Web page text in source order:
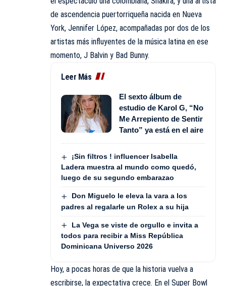
de ascendencia puertorriqueña nacida en Nueva
York, Jennifer López, acompañadas por dos de los
artistas más influyentes de la música latina en ese
momento, J Balvin y Bad Bunny.
Leer Más
El sexto álbum de
estudio de Karol G, “No
Me Arrepiento de Sentir
Tanto” ya está en el aire
¡Sin filtros ! influencer Isabella
Ladera muestra al mundo como quedó,
luego de su segundo embarazao
Don Miguelo le eleva la vara a los
padres al regalarle un Rolex a su hija
La Vega se viste de orgullo e invita a
todos para recibir a Miss República
Dominicana Universo 2026
Hoy, a pocas horas de que la historia vuelva a
escribirse, la expectativa crece. En el Super Bowl